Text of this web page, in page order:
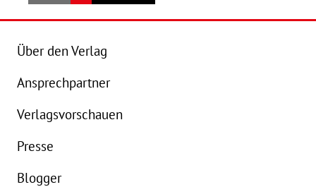
Über den Verlag
Ansprechpartner
Verlagsvorschauen
Presse
Blogger